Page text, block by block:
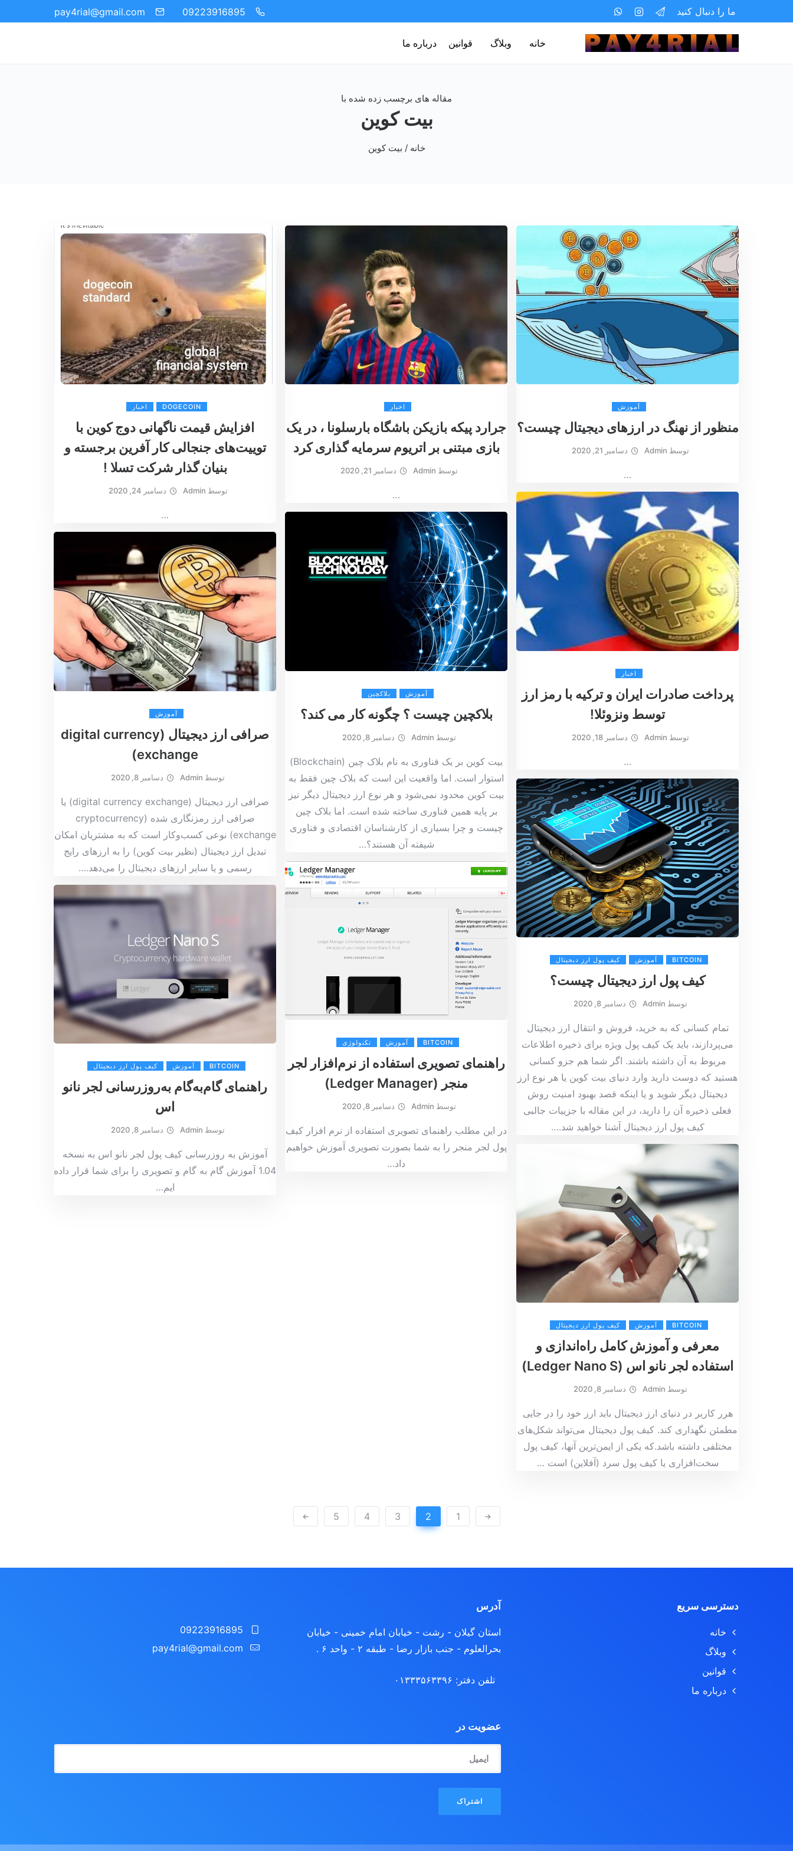
ما را دنبال کنید 09223916895
pay4rial@gmail.com‬‏
خانه وبلاگ قوانین درباره ما
مقاله های برچسب زده شده با
بیت کوین
خانه / بیت کوین
DOGECOIN اخبار
افزایش قیمت ناگهانی دوج کوین با
توییت‌های جنجالی کار آفرین برجسته و
بنیان گذار شرکت تسلا !
توسط Admin دسامبر 24, 2020
…
اخبار
جرارد پیکه بازیکن باشگاه بارسلونا ، در یک
بازی مبتنی بر اتریوم سرمایه گذاری کرد
توسط Admin دسامبر 21, 2020
…
آموزش
منظور از نهنگ در ارزهای دیجیتال چیست؟
توسط Admin دسامبر 21, 2020
…
اخبار
پرداخت صادرات ایران و ترکیه با رمز ارز
توسط ونزوئلا!
توسط Admin دسامبر 18, 2020
…
آموزش بلاکچین
بلاکچین چیست ؟ چگونه کار می کند؟
توسط Admin دسامبر 8, 2020
بیت کوین بر یک فناوری به نام بلاک چین (Blockchain)
استوار است. اما واقعیت این است که بلاک چین فقط به
بیت کوین محدود نمی‌شود و هر نوع ارز دیجیتال دیگر نیز
بر پایه همین فناوری ساخته شده است. اما بلاک چین
چیست و چرا بسیاری از کارشناسان اقتصادی و فناوری
شیفته آن هستند؟…
آموزش
صرافی ارز دیجیتال (digital currency
exchange)
توسط Admin دسامبر 8, 2020
صرافی ارز دیجیتال (digital currency exchange) یا
صرافی ارز رمزنگاری شده (cryptocurrency
exchange) نوعی کسب‌وکار است که به مشتریان امکان
تبدیل ارز دیجیتال (نظیر بیت کوین) را به ارزهای رایج
رسمی و یا سایر ارزهای دیجیتال را می‌دهد.…
BITCOIN آموزش کیف پول ارز دیجیتال
کیف پول ارز دیجیتال چیست؟
توسط Admin دسامبر 8, 2020
تمام کسانی که به خرید، فروش و انتقال ارز دیجیتال
می‌پردازند، باید یک کیف پول ویژه برای ذخیره اطلاعات
مربوط به آن داشته باشند. اگر شما هم جزو کسانی
هستید که دوست دارید وارد دنیای بیت کوین یا هر نوع ارز
دیجیتال دیگر شوید و یا اینکه قصد بهبود امنیت روش
فعلی ذخیره آن را دارید، در این مقاله با جزییات جالبی
کیف پول ارز دیجیتال آشنا خواهید شد.…
BITCOIN آموزش تکنولوژی
راهنمای تصویری استفاده از نرم‌افزار لجر
منجر (Ledger Manager)
توسط Admin دسامبر 8, 2020
در این مطلب راهنمای تصویری استفاده از نرم افزار کیف
پول لجر منجر را به شما بصورت تصویری آموزش خواهیم
داد…
BITCOIN آموزش کیف پول ارز دیجیتال
راهنمای گام‌به‌گام به‌روزرسانی لجر نانو
اس
توسط Admin دسامبر 8, 2020
آموزش به‌ روزرسانی کیف پول لجر نانو اس به نسخه
1.04 آموزش گام به گام و تصویری را برای شما قرار داده
ایم…
BITCOIN آموزش کیف پول ارز دیجیتال
معرفی و آموزش کامل راه‌اندازی و
استفاده لجر نانو اس (Ledger Nano S)
توسط Admin دسامبر 8, 2020
هرر کاربر در دنیای ارز دیجیتال باید ارز خود را در جایی
مطمئن نگهداری کند. کیف پول دیجیتال می‌تواند شکل‌های
مختلفی داشته باشد.که یکی از ایمن‌ترین آنها، کیف پول
سخت‌افزاری یا کیف پول سرد (آفلاین) است …
1
2
3
4
5
دسترسی سریع
خانه
وبلاگ
قوانین
درباره ما
آدرس
استان گیلان - رشت - خیابان امام خمینی - خیابان
بحرالعلوم - جنب بازار رضا - طبقه ۲ - واحد ۶ .
تلفن دفتر: ۰۱۳۳۳۵۶۳۳۹۶
09223916895
pay4rial@gmail.com‬‏
عضویت در